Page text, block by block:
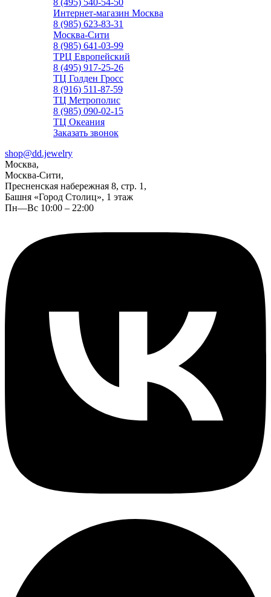
8 (495) 540-54-50
Интернет-магазин Москва
8 (985) 623-83-31
Москва-Сити
8 (985) 641-03-99
ТРЦ Европейский
8 (495) 917-25-26
ТЦ Голден Гросс
8 (916) 511-87-59
ТЦ Метрополис
8 (985) 090-02-15
ТЦ Океания
Заказать звонок
shop@dd.jewelry
Москва,
Москва-Сити,
Пресненская набережная 8, стр. 1,
Башня «Город Столиц», 1 этаж
Пн—Вс 10:00 – 22:00